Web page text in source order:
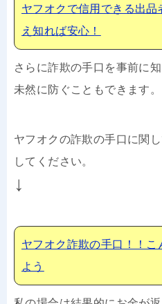
ヤフオクで信用できる出品
え知れば安心！
さらに詐欺の手口を事前に
未然に防ぐこともできます。
ヤフオクの詐欺の手口に関
してください。
↓
ヤフオク詐欺の手口！！
よう